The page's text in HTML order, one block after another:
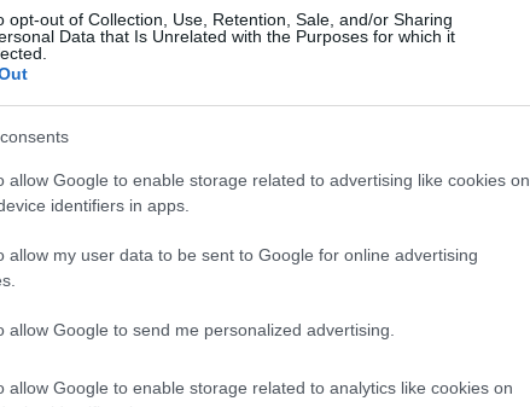
opt-out of Collection, Use, Retention, Sale, and/or Sharing
Data that Is Unrelated with the Purposes for which it
allow Google to enable storage related to advertising like cookies on
identifiers in apps.
allow my user data to be sent to Google for online advertising
allow Google to send me personalized advertising.
allow Google to enable storage related to analytics like cookies on
e tradizione
18 gennaio, con le categorie Cuccioli e
La coordinatrice dell’evento,
di attività, che culminerà con la cerimonia
la cerimonia di benvenuto, gli atleti e gli
fiaccolata, un momento che unisce